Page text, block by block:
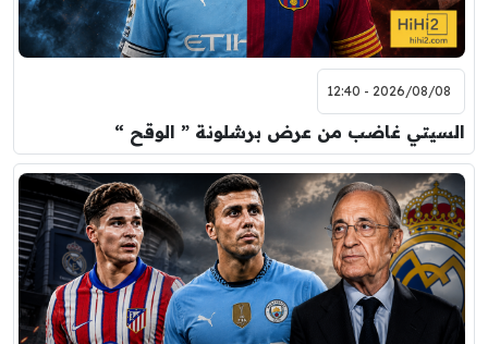
2026/08/08 - 12:40
السيتي غاضب من عرض برشلونة ” الوقح “